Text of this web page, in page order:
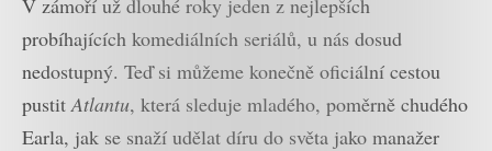
probíhajících komediálních seriálů, u nás dosud
nedostupný. Teď si můžeme konečně oficiální cestou
pustit Atlantu, která sleduje mladého, poměrně chudého
Earla, jak se snaží udělat díru do světa jako manažer